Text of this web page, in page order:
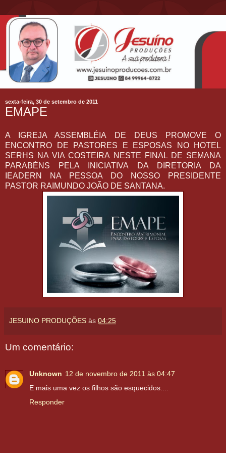
sexta-feira, 30 de setembro de 2011
EMAPE
A IGREJA ASSEMBLÉIA DE DEUS PROMOVE O
ENCONTRO DE PASTORES E ESPOSAS NO HOTEL
SERHS NA VIA COSTEIRA NESTE FINAL DE SEMANA
PARABÉNS PELA INICIATIVA DA DIRETORIA DA
IEADERN NA PESSOA DO NOSSO PRESIDENTE
PASTOR RAIMUNDO JOÃO DE SANTANA.
JESUINO PRODUÇÕES às 04:25
Um comentário:
Unknown 12 de novembro de 2011 às 04:47
E mais uma vez os filhos são esquecidos....
Responder